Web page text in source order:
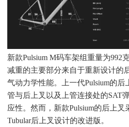
新款Pulsium M码车架组重量为992
减重的主要部分来自于重新设计的
气动力学性能。上一代Pulsium的
管与后上叉以及上管连接处的SAT
应性。然而，新款Pulsium的后上叉
Tubular后上叉设计的改进版。